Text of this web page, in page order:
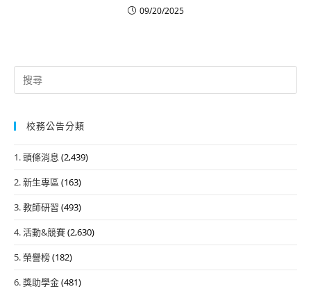
09/20/2025
Search
for:
校務公告分類
1. 頭條消息 (2,439)
2. 新生專區 (163)
3. 教師研習 (493)
4. 活動&競賽(2,630)
5. 榮譽榜(182)
6. 獎助學金(481)